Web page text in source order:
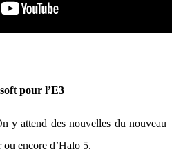
pour l’E3
y attend des nouvelles du nouveau
encore d’Halo 5.